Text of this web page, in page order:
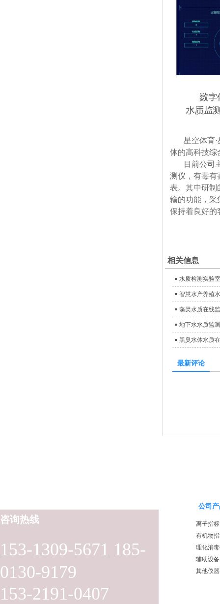
星空体育
体的高科技综
目前公司主
测仪，有毒有
表。其中研制
输的功能，采
保持着良好的
相关信息
水质检测实验
智慧水产养殖
藻类水质在线
地下水水质监
黑臭水体水质
最新评论
153-1309-5671 185-
0130-9179
153-2191-0407
咨询热线
公司
离子指标
有机物
理化消
辅助设备
其他仪器